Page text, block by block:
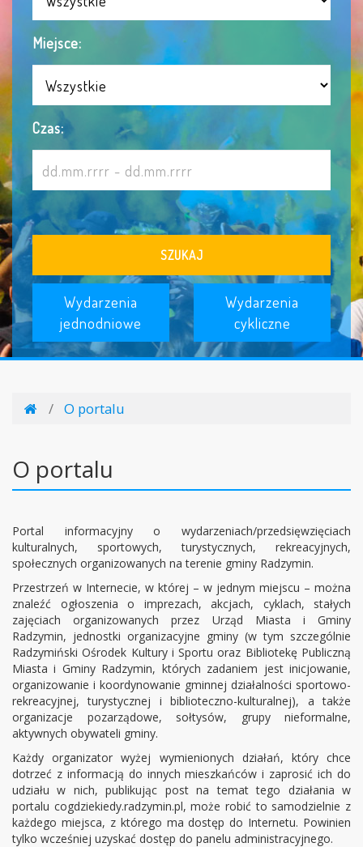
Miejsce:
Czas:
SZUKAJ
Wydarzenia
jednodniowe
Wydarzenia
cykliczne
Gdzie
StronaO portalu
O portalu
Portal informacyjny o wydarzeniach/przedsięwzięciach
kulturalnych, sportowych, turystycznych, rekreacyjnych,
społecznych organizowanych na terenie gminy Radzymin.
Przestrzeń w Internecie, w której – w jednym miejscu – można
znaleźć ogłoszenia o imprezach, akcjach, cyklach, stałych
zajęciach organizowanych przez Urząd Miasta i Gminy
Radzymin, jednostki organizacyjne gminy (w tym szczególnie
Radzymiński Ośrodek Kultury i Sportu oraz Bibliotekę Publiczną
Miasta i Gminy Radzymin, których zadaniem jest inicjowanie,
organizowanie i koordynowanie gminnej działalności sportowo-
rekreacyjnej, turystycznej i biblioteczno-kulturalnej), a także
organizacje pozarządowe, sołtysów, grupy nieformalne,
aktywnych obywateli gminy.
Każdy organizator wyżej wymienionych działań, który chce
dotrzeć z informacją do innych mieszkańców i zaprosić ich do
udziału w nich, publikując post na temat tego działania w
portalu cogdziekiedy.radzymin.pl, może robić to samodzielnie z
każdego miejsca, z którego ma dostęp do Internetu. Powinien
tylko wcześniej uzyskać dostęp do panelu administracyjnego.